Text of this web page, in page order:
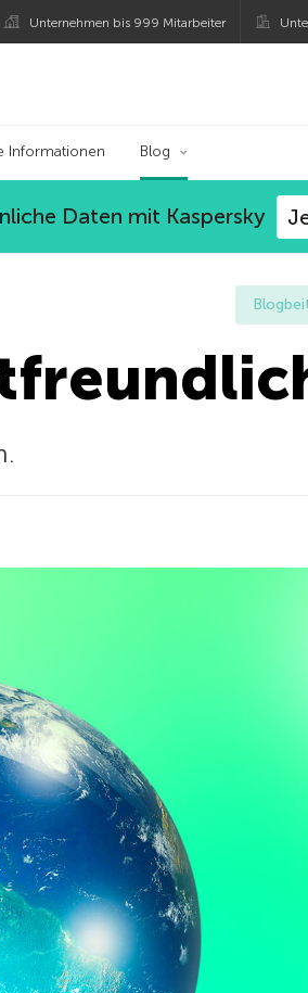
Unternehmen bis 999 Mitarbeiter
Informationen Blog
Daten mit Kaspersky